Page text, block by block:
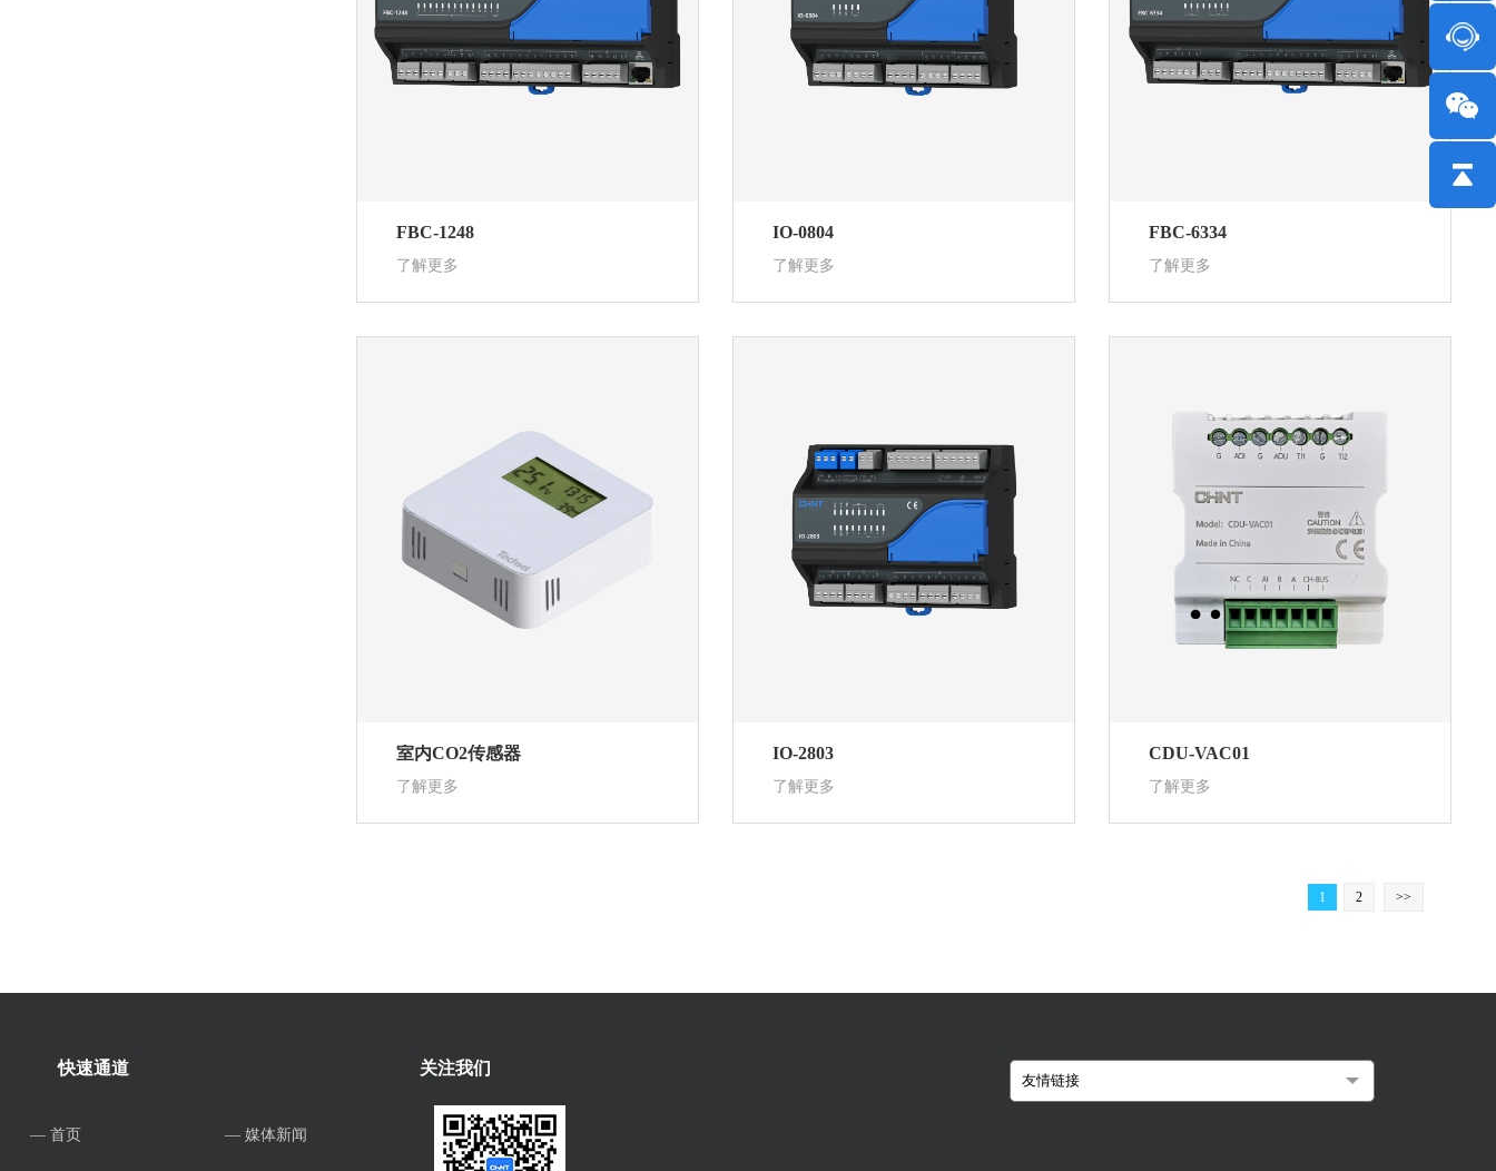
FBC-1248
了解更多
IO-0804
了解更多
FBC-6334
了解更多
室内CO2传感器
了解更多
IO-2803
了解更多
CDU-VAC01
了解更多
1 2 >>
快速通道
— 首页 — 媒体新闻
关注我们